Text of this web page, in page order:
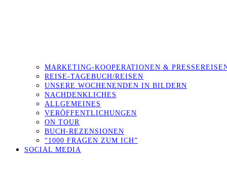
MARKETING-KOOPERATIONEN &
REISE-TAGEBUCH/REISEN
UNSERE WOCHENENDEN IN BILDERN
NACHDENKLICHES
ALLGEMEINES
VERÖFFENTLICHUNGEN
ON TOUR
BUCH-REZENSIONEN
“1000 FRAGEN ZUM ICH”
SOCIAL MEDIA